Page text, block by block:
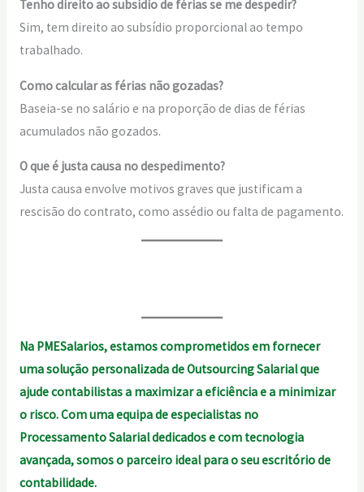
Tenho direito ao subsídio de férias se me despedir?
Sim, tem direito ao subsídio proporcional ao tempo
trabalhado.
Como calcular as férias não gozadas?
Baseia-se no salário e na proporção de dias de férias
acumulados não gozados.
O que é justa causa no despedimento?
Justa causa envolve motivos graves que justificam a
rescisão do contrato, como assédio ou falta de pagamento.
Na PMESalarios, estamos comprometidos em fornecer
uma solução personalizada de Outsourcing Salarial que
ajude contabilistas a maximizar a eficiência e a minimizar
o risco. Com uma equipa de especialistas no
Processamento Salarial dedicados e com tecnologia
avançada, somos o parceiro ideal para o seu escritório de
contabilidade.